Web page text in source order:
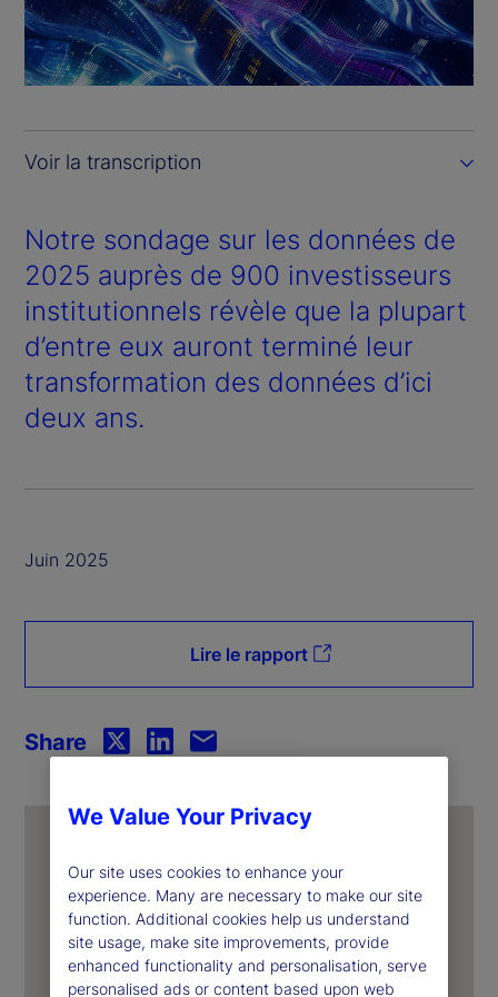
l
a
y
i
d
e
o
Voir la transcription
Notre sondage sur les données de
2025 auprès de 900 investisseurs
institutionnels révèle que la plupart
d’entre eux auront terminé leur
transformation des données d’ici
deux ans.
Juin 2025
Lire le rapport
Share
We Value Your Privacy
Our site uses cookies to enhance your
experience. Many are necessary to make our site
function. Additional cookies help us understand
site usage, make site improvements, provide
enhanced functionality and personalisation, serve
personalised ads or content based upon web